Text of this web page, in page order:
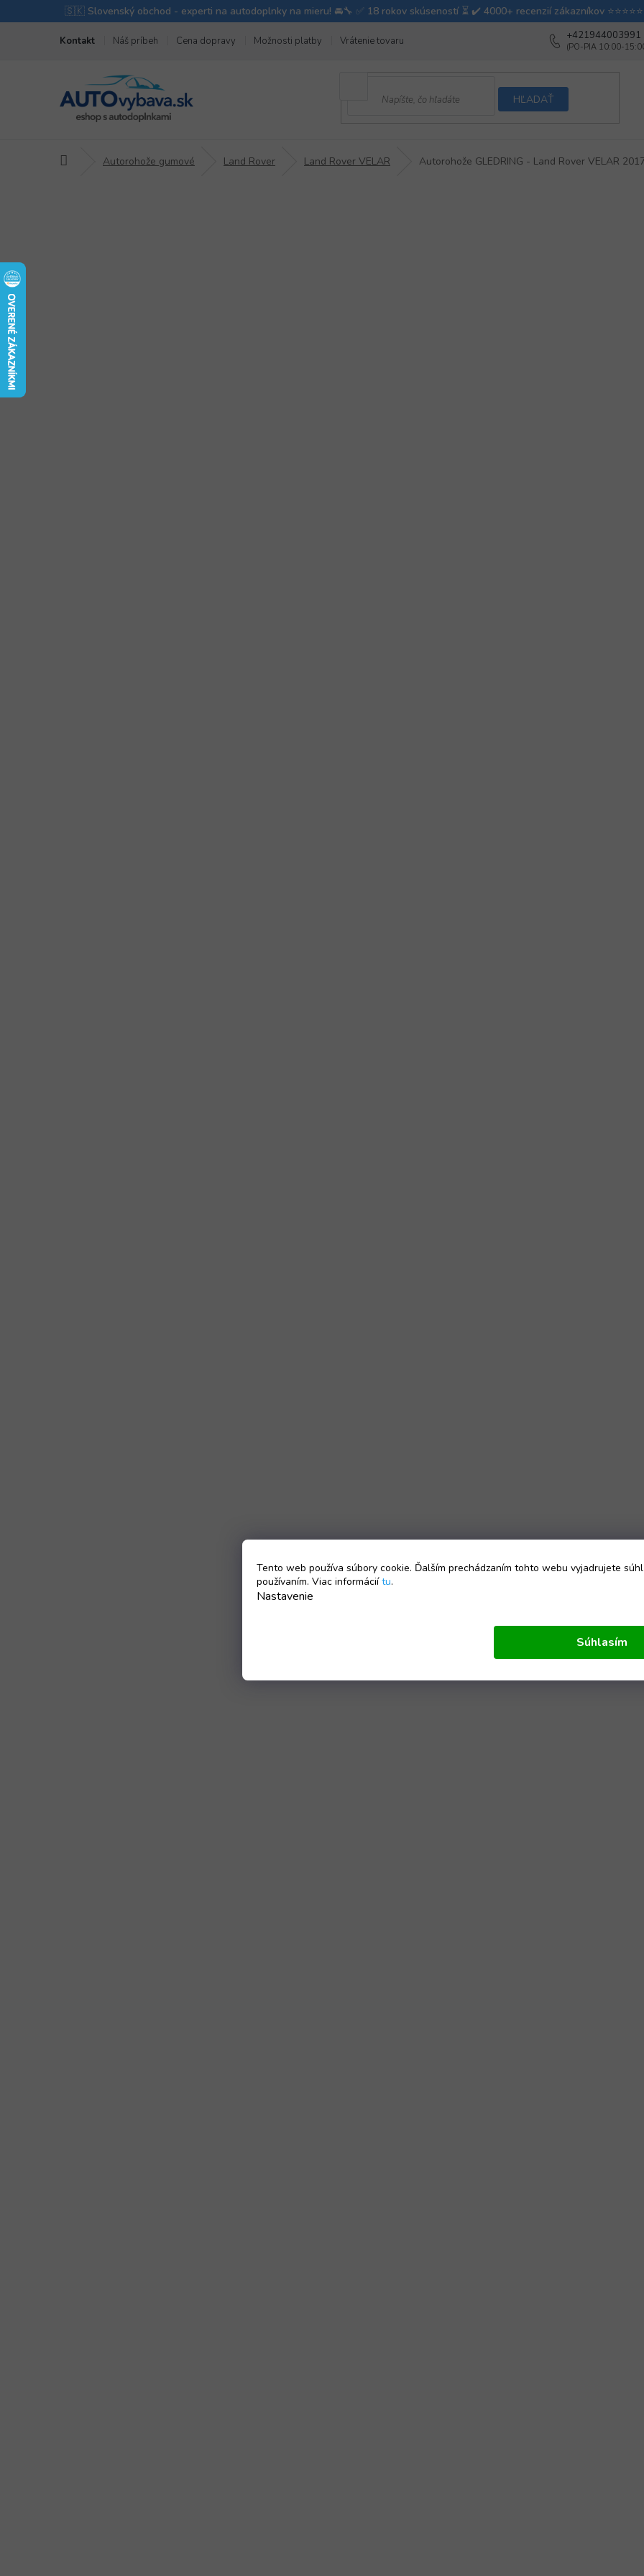
Tento web používa súbory cookie. Ďalším prechádzaním tohto webu vyjadrujete
používaním. Viac informáciítu.
Nastavenie
Súhlasím
Kontakt Náš príbeh Cena dopravy Možnosti platby Vrátenie tovaru Ako balíme v
+421944003991
HĽADAŤ
DomovAutorohože gumové Land Rover Land Rover VELAR Autorohože GLEDRING - Land Rover VELAR